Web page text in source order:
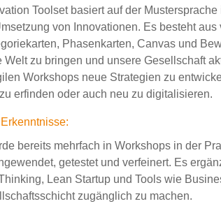
Toolset basiert auf der
von Innovationen. Es besteht
Phasenkarten, Canvas und
Welt zu bringen und unsere Gesellschaft
Workshops neue Strategien zu
erfinden oder auch neu zu digitalisieren.
bereits mehrfach in Workshops in der
getestet und verfeinert. Es
Lean Startup und Tools wie
zugänglich zu machen.